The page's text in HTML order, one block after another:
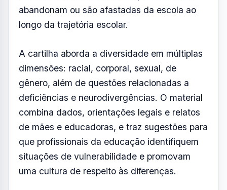
uma cultura de respeito às diferenças.
se sentem respeitados, acolhidos e
seguros, aumenta significativamente a
chance de continuarem seus estudos", afirma
Márcia de Oliveira, coordenadora das Mães
pela Diversidade no Vale do Paraíba e
professora.
Nesta primeira etapa, o material será
encaminhado apenas às escolas que